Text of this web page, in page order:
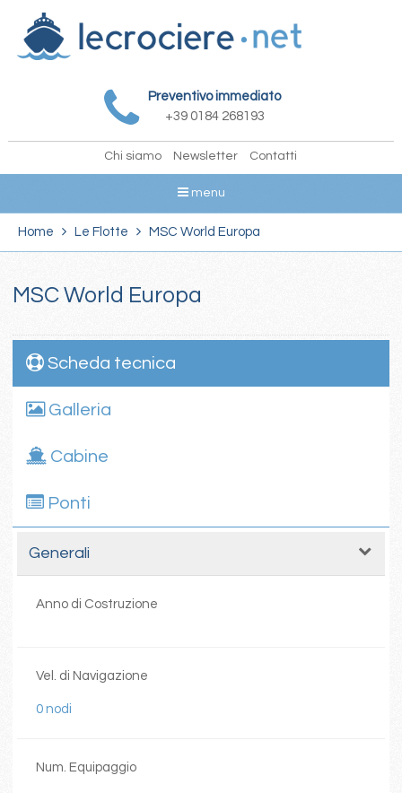
Preventivo immediato
+39 0184 268193
Chi siamo Newsletter Contatti
menu
Home Le Flotte MSC World Europa
MSC World Europa
Scheda tecnica
Galleria
Cabine
Ponti
Generali
Anno di Costruzione
Vel. di Navigazione
0 nodi
Num. Equipaggio